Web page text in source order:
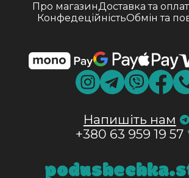
Про магазинДоставка та
КонфедеційністьОбмін та
Напишіть нам
+380 63 959 19 57